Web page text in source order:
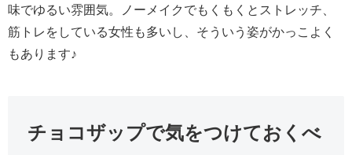
味でゆるい雰囲気。ノーメイクでもくもくとストレッチ、
筋トレをしている女性も多いし、そういう姿がかっこよく
もあります♪
チョコザップで気をつけておくべ